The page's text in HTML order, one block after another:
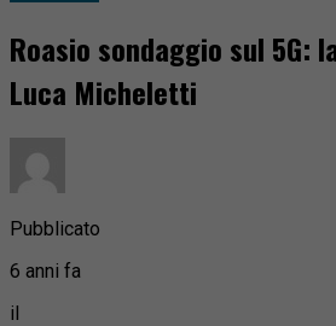
Roasio sondaggio sul 5G:
Luca Micheletti
Pubblicato
6 anni fa
il